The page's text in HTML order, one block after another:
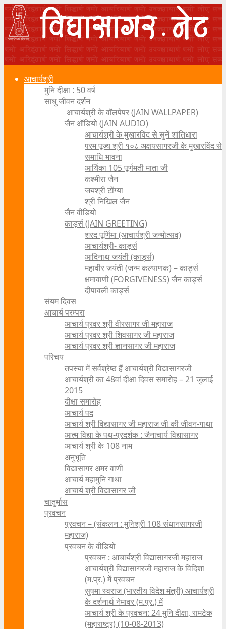
आचार्यश्री
मुनि दीक्षा : 50 वर्ष
साधु जीवन दर्शन
आचार्यश्री के वॉलपेपर (JAIN WALLPAPER)
जैन ऑडियो (JAIN AUDIO)
आचार्यश्री के मुखारविंद से सुनें शांतिधारा
परम पूज्य श्री १०८ अक्षयसागरजी के मुखारविंद से
समाधि भावना
आर्यिका 105 पूर्णमती माता जी
कश्मीरा जैन
जयश्री टोंग्या
श्री निखिल जैन
जैन वीडियो
कार्ड्स (JAIN GREETING)
शरद पूर्णिमा (आचार्यश्री जन्मोत्सव)
आचार्यश्री- कार्ड्स
आदिनाथ जयंती (कार्ड्स)
महावीर जयंती (जन्म कल्याणक) – कार्ड्स
क्षमावाणी (FORGIVENESS) जैन कार्ड्स
दीपावली कार्ड्स
संयम दिवस
आचार्य परम्परा
आचार्य प्रवर श्री वीरसागर जी महाराज
आचार्य प्रवर श्री शिवसागर जी महाराज
आचार्य प्रवर श्री ज्ञानसागर जी महाराज
परिचय
तपस्या में सर्वश्रेष्ठ हैं आचार्यश्री विद्यासागरजी
आचार्यश्री का 48वां दीक्षा दिवस समारोह – 21 जुलाई
2015
दीक्षा समारोह
आचार्य पद
आचार्य श्री विद्यासागर जी महाराज जी की जीवन-गाथा
आत्म विद्या के पथ-प्रदर्शक : जैनाचार्य विद्यासागर
आचार्य श्री के 108 नाम
अनुभूति
विद्यासागर अमर वाणी
आचार्य महामुनि गाथा
आचार्य श्री विद्यासागर जी
चातुर्मास
प्रवचन
प्रवचन – (संकलन : मुनिश्री 108 संधानसागरजी
महाराज)
प्रवचन के वीडियो
प्रवचन : आचार्यश्री ‍विद्यासागरजी महाराज
आचार्यश्री विद्यासागरजी महाराज के विदिशा
(म.प्र.) में प्रवचन
सुषमा स्वराज (भारतीय विदेश मंत्री) आचार्यश्री
के दर्शनार्थ नेमावर (म.प्र.) में
आचार्य श्री के प्रवचन: 24 मुनि दीक्षा, रामटेक
(महाराष्ट्र) (10-08-2013)